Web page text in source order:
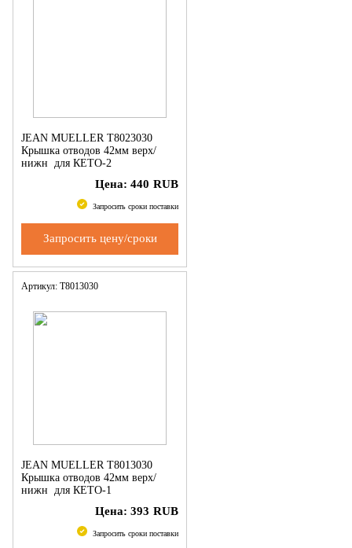
JEAN MUELLER T8023030
Крышка отводов 42мм верх/
нижн для КЕТО-2
Цена: 440 RUB
Запросить сроки поставки
Запросить цену/сроки
Артикул: T8013030
JEAN MUELLER T8013030
Крышка отводов 42мм верх/
нижн для КЕТО-1
Цена: 393 RUB
Запросить сроки поставки